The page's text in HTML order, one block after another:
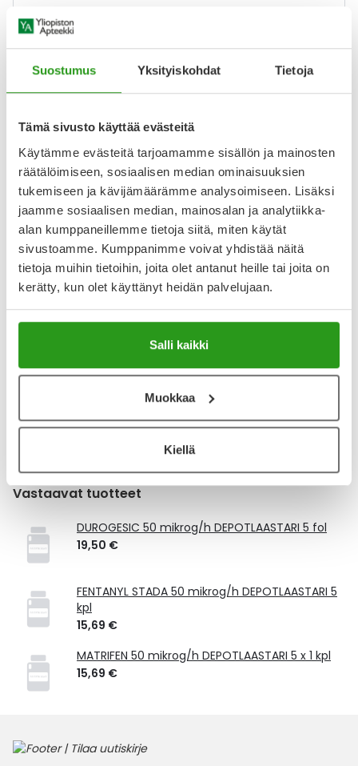
Suostumus Yksityiskohdat Tietoja
Tämä sivusto käyttää evästeitä
Käytämme evästeitä tarjoamamme sisällön ja mainosten
räätälöimiseen, sosiaalisen median ominaisuuksien
tukemiseen ja kävijämäärämme analysoimiseen. Lisäksi
jaamme sosiaalisen median, mainosalan ja analytiikka-
alan kumppaneillemme tietoja siitä, miten käytät
sivustoamme. Kumppanimme voivat yhdistää näitä
tietoja muihin tietoihin, joita olet antanut heille tai joita on
kerätty, kun olet käyttänyt heidän palvelujaan.
Salli kaikki
Muokkaa
Kiellä
Katso kaikki FENTANYL RATIOPHARM-tuotteet
YA-muistuttaja
Muistuttajan avulla pidät huolen, että tilaat tarvitsemasi
tuotteet ajoissa, eivätkä ne lopu kesken.
Lisää tuote muistuttajaan
Lue lisää muistuttajasta
Kela-korvattavuus ja reseptin toimitusmaksu
Tämä tuote ei ole Kela-korvattava. Reseptin
toimitusmaksu 2,46 € lisätään tuotteen hintaan.
Vastaavat tuotteet
DUROGESIC 50 mikrog/h DEPOTLAASTARI 5 fol
19,50 €
FENTANYL STADA 50 mikrog/h DEPOTLAASTARI 5
kpl
15,69 €
MATRIFEN 50 mikrog/h DEPOTLAASTARI 5 x 1 kpl
15,69 €